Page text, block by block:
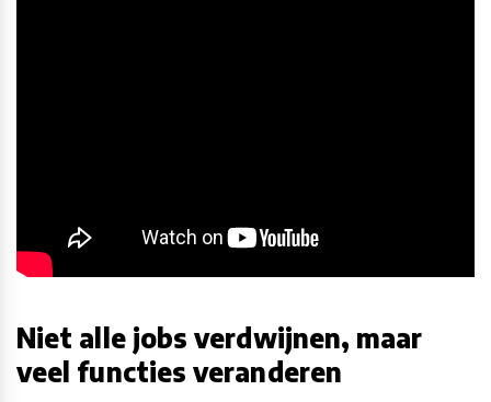
Niet alle jobs verdwijnen, maar
veel functies veranderen